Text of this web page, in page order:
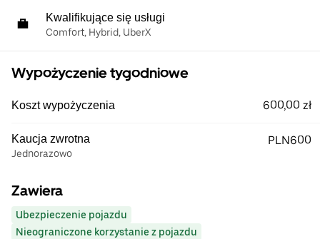
Kwalifikujące się usługi
Comfort, Hybrid, UberX
Wypożyczenie tygodniowe
Koszt wypożyczenia 600,00 zł
Kaucja zwrotna
Jednorazowo
PLN600
Zawiera
Ubezpieczenie pojazdu
Nieograniczone korzystanie z pojazdu